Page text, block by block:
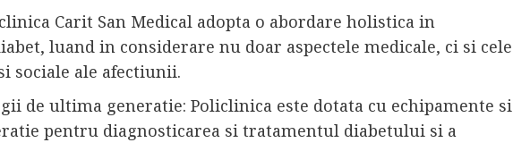
Carit San Medical adopta o abordare holistica in
luand in considerare nu doar aspectele medicale, ci si cele
sociale ale afectiunii.
de ultima generatie: Policlinica este dotata cu echipamente si
pentru diagnosticarea si tratamentul diabetului si a